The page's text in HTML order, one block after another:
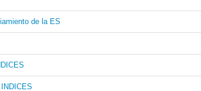
de la ES